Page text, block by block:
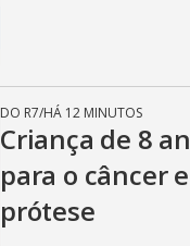
DO R7/HÁ 12 MINUTOS
Criança de 8
para o câncer
prótese